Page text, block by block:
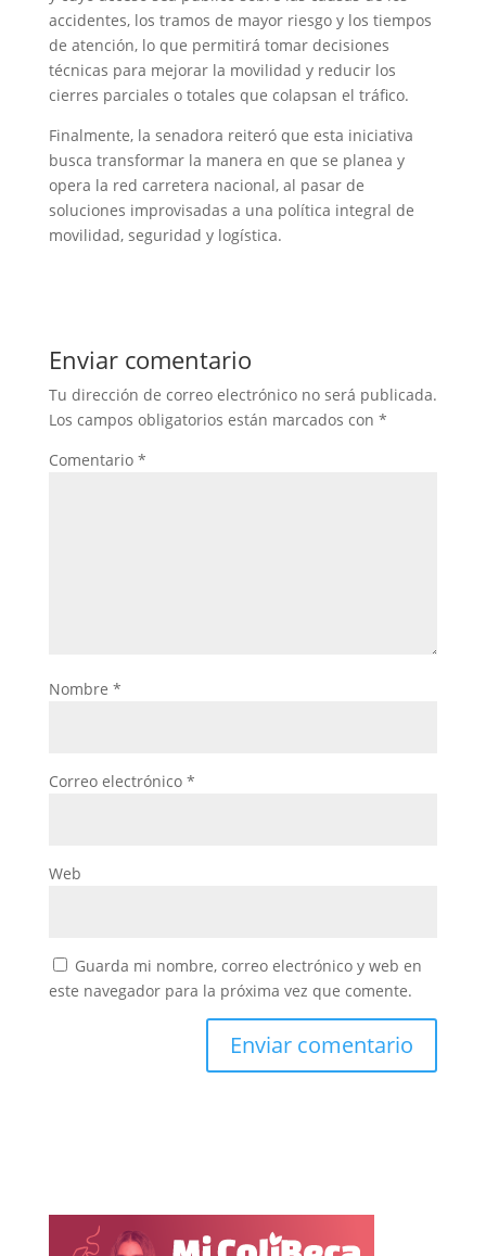
accidentes, los tramos de mayor riesgo y los tiempos
de atención, lo que permitirá tomar decisiones
técnicas para mejorar la movilidad y reducir los
cierres parciales o totales que colapsan el tráfico.
Finalmente, la senadora reiteró que esta iniciativa
busca transformar la manera en que se planea y
opera la red carretera nacional, al pasar de
soluciones improvisadas a una política integral de
movilidad, seguridad y logística.
Enviar comentario
Tu dirección de correo electrónico no será publicada.
Los campos obligatorios están marcados con *
Comentario *
Nombre *
Correo electrónico *
Web
Guarda mi nombre, correo electrónico y web en
este navegador para la próxima vez que comente.